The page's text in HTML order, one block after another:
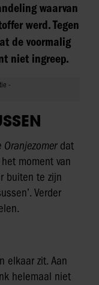
waarvan
werd. Tegen
de voormalig
niet ingreep.
Oranjezomer dat
moment van
buiten te zijn
Verder
elkaar zit. Aan
helemaal niet